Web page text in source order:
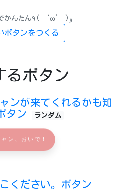
ログイン不要でかんたん٩( ‘ω’ )و
ボタンをつくる
るボタン
ンが来てくれるかも知
タン
ランダム
ン、おいで！
ください。ボタン